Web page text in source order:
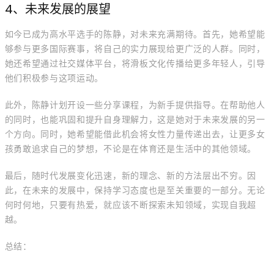
4、未来发展的展望
如今已成为高水平选手的陈静，对未来充满期待。首先，她希望能
够参与更多国际赛事，将自己的实力展现给更广泛的人群。同时，
她还希望通过社交媒体平台，将滑板文化传播给更多年轻人，引导
他们积极参与这项运动。
此外，陈静计划开设一些分享课程，为新手提供指导。在帮助他人
的同时，也能巩固和提升自身理解力，这是她对于未来发展的另一
个方向。同时，她希望能借此机会将女性力量传递出去，让更多女
孩勇敢追求自己的梦想，不论是在体育还是生活中的其他领域。
最后，随时代发展变化迅速，新的理念、新的方法层出不穷。因
此，在未来的发展中，保持学习态度也是至关重要的一部分。无论
何时何地，只要有热爱，就应该不断探索未知领域，实现自我超
越。
总结：